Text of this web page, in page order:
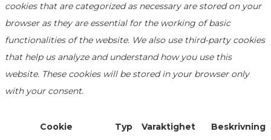
cookies that are categorized as necessary are stored on your
browser as they are essential for the working of basic
functionalities of the website. We also use third-party cookies
that help us analyze and understand how you use this
website. These cookies will be stored in your browser only
with your consent.
Cookie Typ Varaktighet Beskrivning